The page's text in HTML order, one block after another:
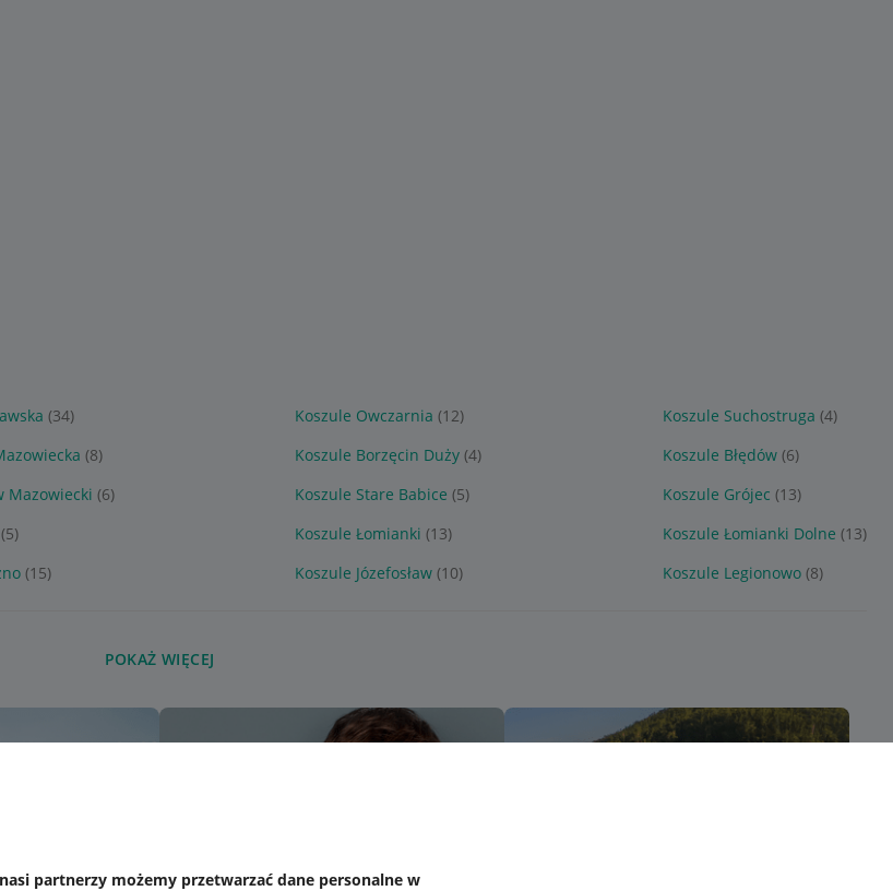
partnerzy możemy przetwarzać dane personalne w
(34) Koszule Owczarnia (12) Koszule Suchostruga (4)
(8) Koszule Borzęcin Duży (4) Koszule Błędów (6)
Mazowiecki (6) Koszule Stare Babice (5) Koszule Grójec (13)
(5) Koszule Łomianki (13) Koszule Łomianki Dolne (13)
(15) Koszule Józefosław (10) Koszule Legionowo (8)
POKAŻ WIĘCEJ